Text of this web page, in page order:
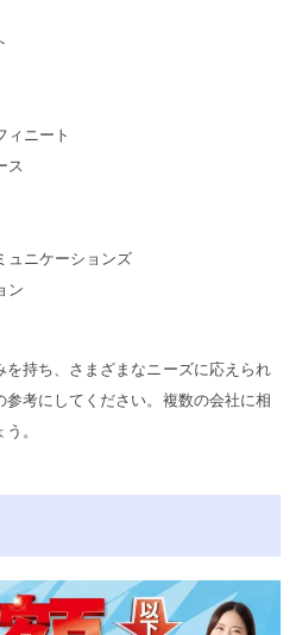
ィニート
ス
ュニケーションズ
ン
を持ち、さまざまなニーズに応えられ
参考にしてください。複数の会社に相
。